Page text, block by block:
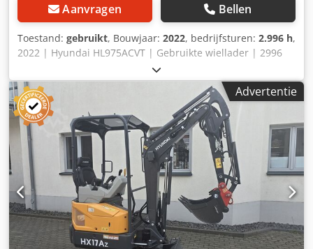
Aanvragen Bellen
Toestand: gebruikt, Bouwjaar: 2022, bedrijfsturen: 2.996 h,
2022 | Hyundai HL975ACVT | Gebruikte wiellader | 2996
uur 📍Locatie: Duitsland 🚛 Levering mogelijk tot uw
bestemming – Gebruik onze verzendcalculator om de
transportkosten te berekenen! 💰 Koop nu voor € 124.800
of doe een bod. Betaling bij levering mogelijk tegen een
aantrekkelijke prijs (onder voorbehoud van goedkeuring)*
👷‍♂️ Geïnspecteerd door een onafhankelijke expert 56
inspectiepunten, 54 goedgekeurd ✅, 2 aandachtspunten ℹ️,
0 defecten ⚠️ 📌 Opmerking van de inspecteur: Goede,
operationele wiellader, alle functies werken, heeft een
grondige reiniging nodig, de lepel moet gerepareerd
worden, de rechter treeplank en afdekking zijn verbogen.
📄 Wilt u de volledige inspectierapportage, extra foto's of
een video bekijken? Tip: Het referentienummer "41119
Advertentie